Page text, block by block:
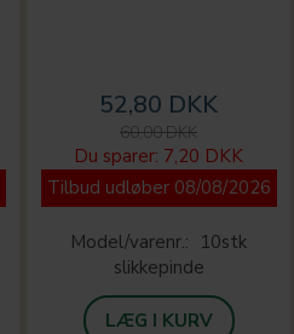
52,80 DKK
60,00 DKK
Du sparer: 7,20 DKK
Tilbud udløber 08/08/2026
Model/varenr.: 10stk
slikkepinde
LÆG I KURV